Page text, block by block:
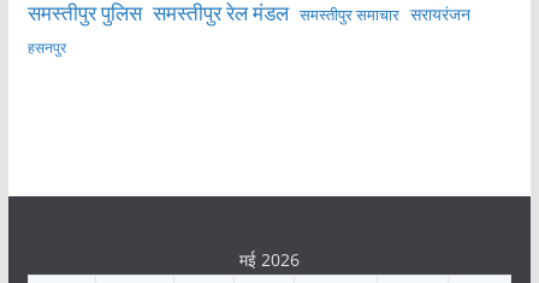
समस्तीपुर पुलिस समस्तीपुर रेल मंडल समस्तीपुर समाचार सरायरंजन
हसनपुर
मई 2026